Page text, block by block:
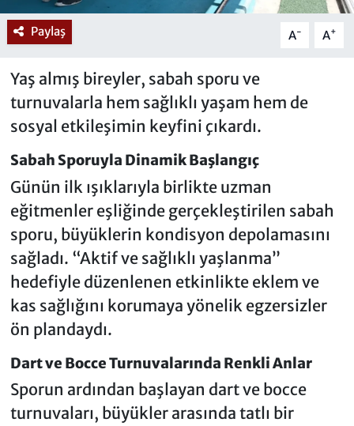
Paylaş A- A+
Yaş almış bireyler, sabah sporu ve
turnuvalarla hem sağlıklı yaşam hem de
sosyal etkileşimin keyfini çıkardı.
Sabah Sporuyla Dinamik Başlangıç
Günün ilk ışıklarıyla birlikte uzman
eğitmenler eşliğinde gerçekleştirilen sabah
sporu, büyüklerin kondisyon depolamasını
sağladı. “Aktif ve sağlıklı yaşlanma”
hedefiyle düzenlenen etkinlikte eklem ve
kas sağlığını korumaya yönelik egzersizler
ön plandaydı.
Dart ve Bocce Turnuvalarında Renkli Anlar
Sporun ardından başlayan dart ve bocce
turnuvaları, büyükler arasında tatlı bir